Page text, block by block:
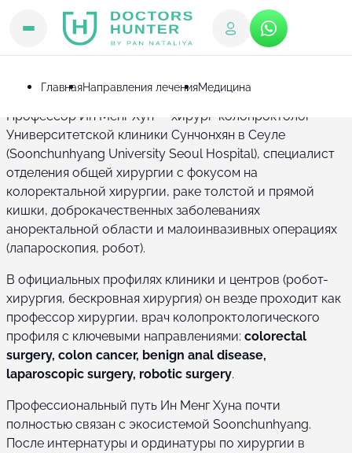
ГлавнаяНаправления леченияМедицина
Врачи Профессор Ин Менг Хун
Профессор Ин Менг Хун — хирург-колопроктолог
Университетской клиники Сунчонхян в Сеуле
(Soonchunhyang University Seoul Hospital), специалист
отделения общей хирургии с фокусом на
колоректальной хирургии, раке толстой и прямой
кишки, доброкачественных заболеваниях
аноректальной области и малоинвазивных операциях
(лапароскопия, робот).
В официальных профилях клиники и центров (робот-
хирургия, бескровная хирургия) он везде проходит как
профессор хирургии, врач колопроктологического
профиля с ключевыми направлениями: colorectal
surgery, colon cancer, benign anal disease,
laparoscopic surgery, robotic surgery.
Профессиональный путь Ин Менг Хуна почти
полностью связан с экосистемой Soonchunhyang.
После интернатуры и ординатуры по хирургии в